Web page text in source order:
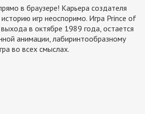
в браузере! Карьера создателя
игр неоспоримо. Игра Prince of
в октябре 1989 года, остается
анимации, лабиринтообразному
во всех смыслах.